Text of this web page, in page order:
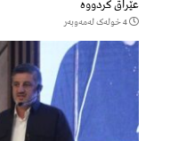
عێراق كردووە
4 خولەک لەمەوبەر